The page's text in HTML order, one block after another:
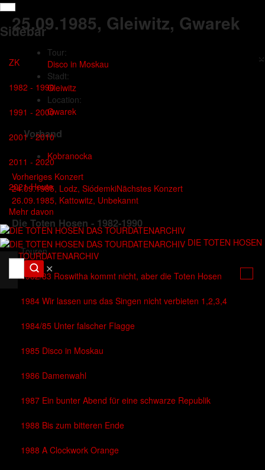
Sidebar
×
ZK
1982 - 1990
1991 - 2000
2001 - 2010
2011 - 2020
2021-Heute
Mehr davon
DIE TOTEN HOSEN
DAS TOURDATENARCHIV
✕
25.09.1985, Gleiwitz, Gwarek
Tour:
Disco in Moskau
Stadt:
Gleiwitz
Location:
Gwarek
Vorband
Kobranocka
Vorheriges Konzert
24.09.1985, Lodz, SiódemkiNächstes Konzert
26.09.1985, Kattowitz, Unbekannt
Die Toten Hosen - 1982-1990
Touren
1982/83 Roswitha kommt nicht, aber die Toten Hosen
1984 Wir lassen uns das Singen nicht verbieten 1,2,3,4
1984/85 Unter falscher Flagge
1985 Disco in Moskau
1986 Damenwahl
1987 Ein bunter Abend für eine schwarze Republik
1988 Bis zum bitteren Ende
1988 A Clockwork Orange